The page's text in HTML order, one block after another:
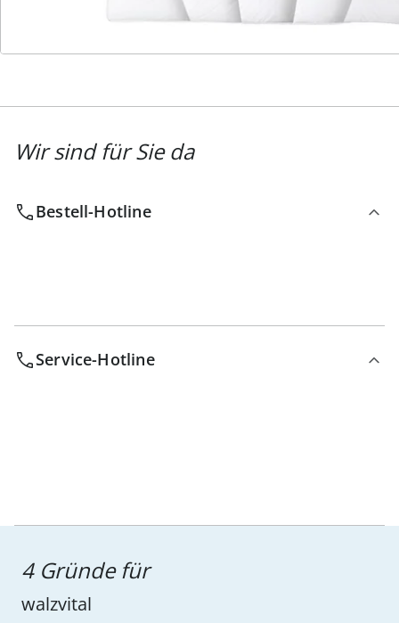
Wir sind für Sie da
Bestell-Hotline
Service-Hotline
4 Gründe für
walzvital